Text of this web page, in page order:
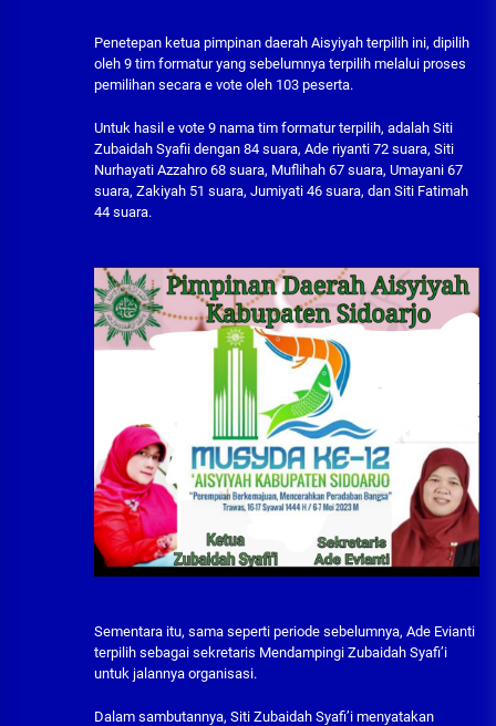
Penetepan ketua pimpinan daerah Aisyiyah terpilih ini, dipilih
oleh 9 tim formatur yang sebelumnya terpilih melalui proses
pemilihan secara e vote oleh 103 peserta.
Untuk hasil e vote 9 nama tim formatur terpilih, adalah Siti
Zubaidah Syafii dengan 84 suara, Ade riyanti 72 suara, Siti
Nurhayati Azzahro 68 suara, Muflihah 67 suara, Umayani 67
suara, Zakiyah 51 suara, Jumiyati 46 suara, dan Siti Fatimah
44 suara.
Sementara itu, sama seperti periode sebelumnya, Ade Evianti
terpilih sebagai sekretaris Mendampingi Zubaidah Syafi’i
untuk jalannya organisasi.
Dalam sambutannya, Siti Zubaidah Syafi’i menyatakan